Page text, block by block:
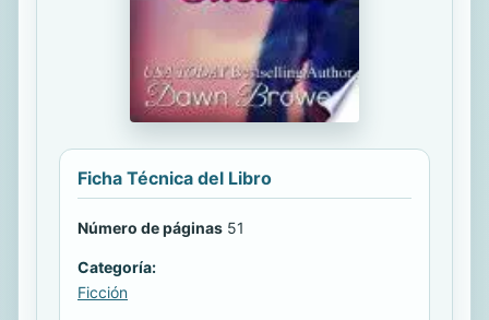
Ficha Técnica del Libro
Número de páginas 51
Categoría:
Ficción